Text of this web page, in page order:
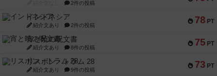
2件の投稿
78 PT
インドネシア
紹介文あり 2件の投稿
75 PT
宵と暁の呪文書
紹介文あり 8件の投稿
73 PT
リスボン・トラム 28
紹介文あり 9件の投稿